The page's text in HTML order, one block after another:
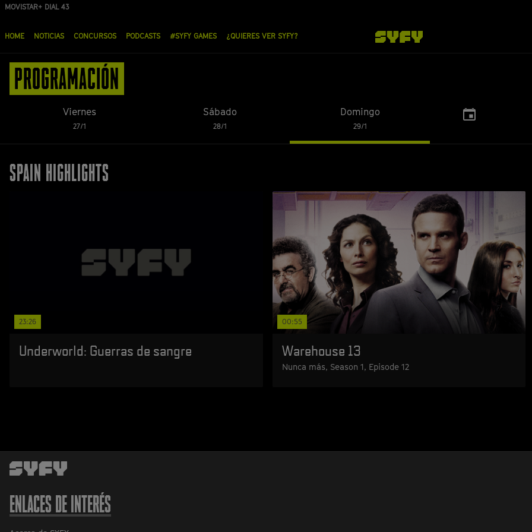
Pasar
contenido
MOVISTAR+ DIAL 43
ORANGE DIAL 19
principal
HOME NOTICIAS CONCURSOS PODCASTS #SYFY GAMES ¿QUIERES VER SYFY?
PROGRAMACIÓN
Viernes
27/1
Sábado
28/1
Domingo
29/1
Choose
SPAIN HIGHLIGHTS
23:26
Underworld: Guerras de sangre
00:55
Warehouse 13
Nunca más, Season 1, Episode 12
ENLACES DE INTERÉS